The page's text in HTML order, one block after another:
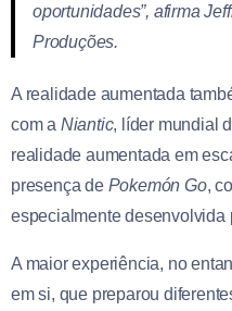
oportunidades”, afirma
Produções.
A realidade aumentada
com a Niantic, líder mundial
realidade aumentada em
presença de Pokemón Go,
especialmente desenvolvida
A maior experiência, no
em si, que preparou